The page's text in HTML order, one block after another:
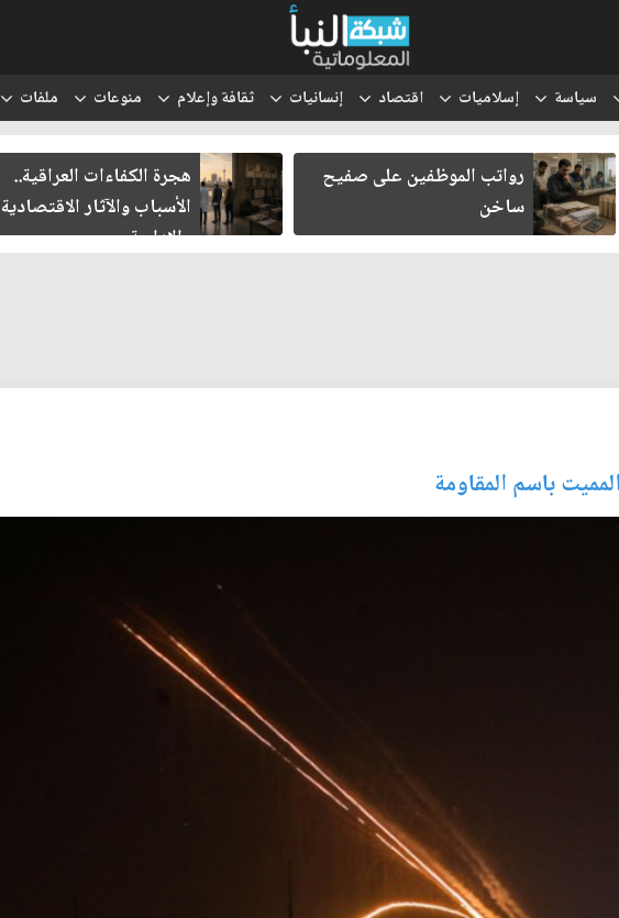
سياسة إسلاميات اقتصاد إنسانيات ثقافة وإعلام منوعات ملفات
رواتب الموظفين على صفيح
ساخن
هجرة الكفاءات العراقية..
الأسباب والآثار الاقتصادية
والإدارية
باسم المقاومة